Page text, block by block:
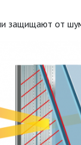
защищают от